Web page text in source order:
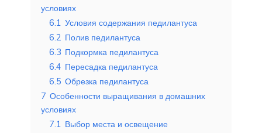
условиях
6.1 Условия содержания педилантуса
6.2 Полив педилантуса
6.3 Подкормка педилантуса
6.4 Пересадка педилантуса
6.5 Обрезка педилантуса
7 Особенности выращивания в домашних
условиях
7.1 Выбор места и освещение